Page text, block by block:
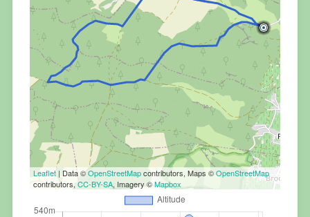
Leaflet| Data ©OpenStreetMapcontributors, Maps ©OpenStreetMap
contributors,CC-BY-SA, Imagery ©Mapbox